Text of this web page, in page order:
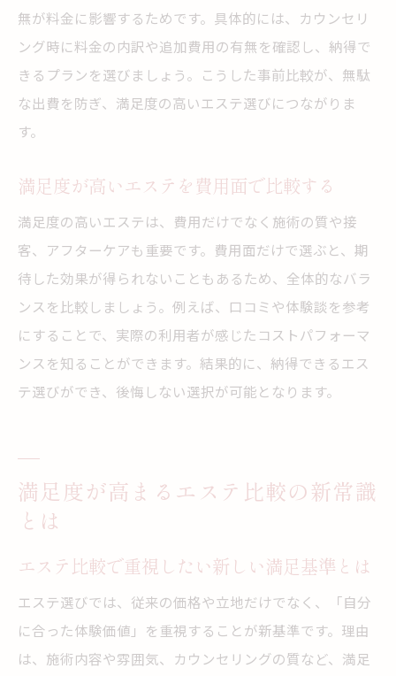
無が料金に影響するためです。具体的には、カウンセリ
ング時に料金の内訳や追加費用の有無を確認し、納得で
きるプランを選びましょう。こうした事前比較が、無駄
な出費を防ぎ、満足度の高いエステ選びにつながりま
す。
満足度が高いエステを費用面で比較する
満足度の高いエステは、費用だけでなく施術の質や接
客、アフターケアも重要です。費用面だけで選ぶと、期
待した効果が得られないこともあるため、全体的なバラ
ンスを比較しましょう。例えば、口コミや体験談を参考
にすることで、実際の利用者が感じたコストパフォーマ
ンスを知ることができます。結果的に、納得できるエス
テ選びができ、後悔しない選択が可能となります。
満足度が高まるエステ比較の新常識
とは
エステ比較で重視したい新しい満足基準とは
エステ選びでは、従来の価格や立地だけでなく、「自分
に合った体験価値」を重視することが新基準です。理由
は、施術内容や雰囲気、カウンセリングの質など、満足